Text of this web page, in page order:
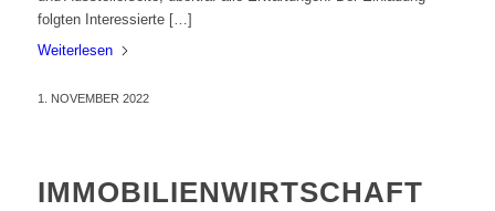
folgten Interessierte […]
Weiterlesen
1. NOVEMBER 2022
IMMOBILIENWIRTSCHAFT